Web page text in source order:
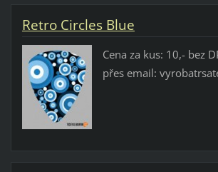
Retro Circles Blue
Cena za kus: 10,- bez
přes email: